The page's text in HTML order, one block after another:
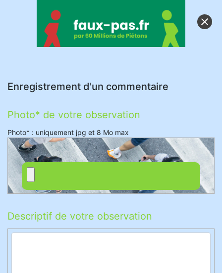
clear
Enregistrement d'un commentaire
Photo* de votre observation
Photo* : uniquement jpg et 8 Mo max
Descriptif de votre observation